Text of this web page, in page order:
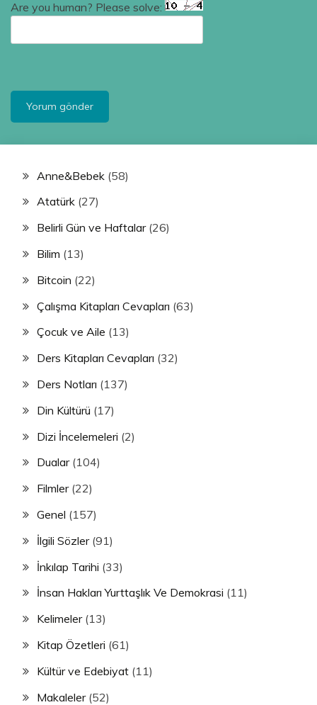
Are you human? Please solve:
Anne&Bebek (58)
Atatürk (27)
Belirli Gün ve Haftalar(26)
Bilim (13)
Bitcoin (22)
Çalışma Kitapları Cevapları (63)
Çocuk ve Aile (13)
Ders Kitapları Cevapları (32)
Ders Notları (137)
Din Kültürü (17)
Dizi İncelemeleri (2)
Dualar(104)
Filmler(22)
Genel (157)
İlgili Sözler(91)
İnkılap Tarihi (33)
İnsan Hakları Yurttaşlık Ve Demokrasi (11)
Kelimeler(13)
Kitap Özetleri (61)
Kültür ve Edebiyat (11)
Makaleler(52)